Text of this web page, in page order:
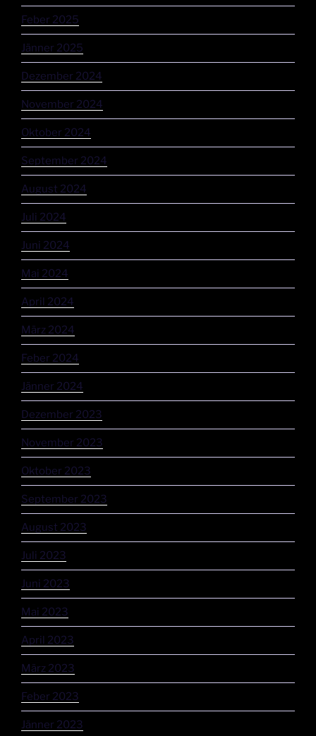
Feber 2025
Jänner 2025
Dezember 2024
November 2024
Oktober 2024
September 2024
August 2024
Juli 2024
Juni 2024
Mai 2024
April 2024
März 2024
Feber 2024
Jänner 2024
Dezember 2023
November 2023
Oktober 2023
September 2023
August 2023
Juli 2023
Juni 2023
Mai 2023
April 2023
März 2023
Feber 2023
Jänner 2023